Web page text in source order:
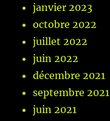
janvier 2023
octobre 2022
juillet 2022
juin 2022
décembre 2021
septembre 2021
juin 2021